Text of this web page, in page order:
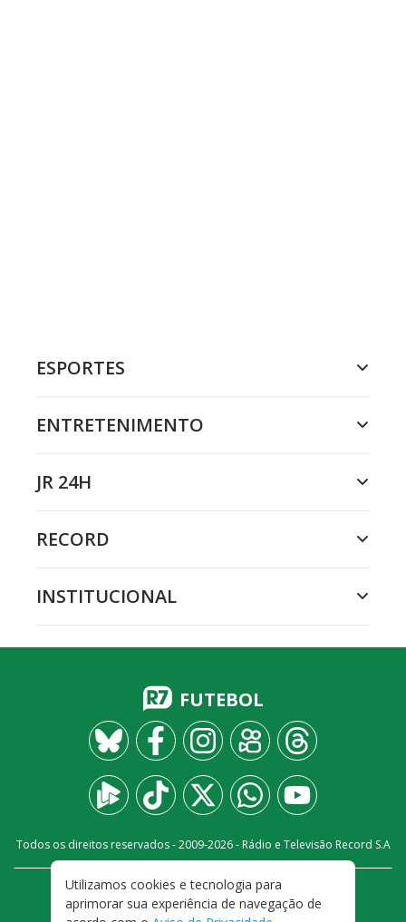
ESPORTES
ENTRETENIMENTO
JR 24H
RECORD
INSTITUCIONAL
FUTEBOL
Todos os direitos reservados - 2009-2026- Rádio e Televisão Record S.A
FALE CONOSCO
PRIVACIDADE
TERMOS E CONDIÇÕES DE USO
Utilizamos cookies e tecnologia para
aprimorar sua experiência de navegação de